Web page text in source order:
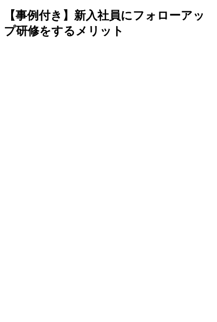
【事例付き】新入社員にフォローアッ
プ研修をするメリット